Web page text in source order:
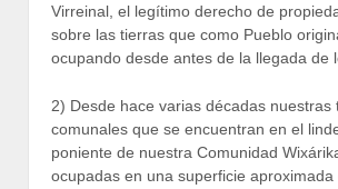
Virreinal, el legítimo derecho de
sobre las tierras que como Pueblo
ocupando desde antes de la llegada de
2) Desde hace varias décadas nuestras
comunales que se encuentran en el
poniente de nuestra Comunidad
ocupadas en una superficie